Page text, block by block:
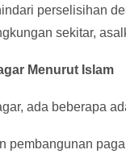
perselisihan
sekitar,
Menurut Islam
ada beberapa
pembangunan